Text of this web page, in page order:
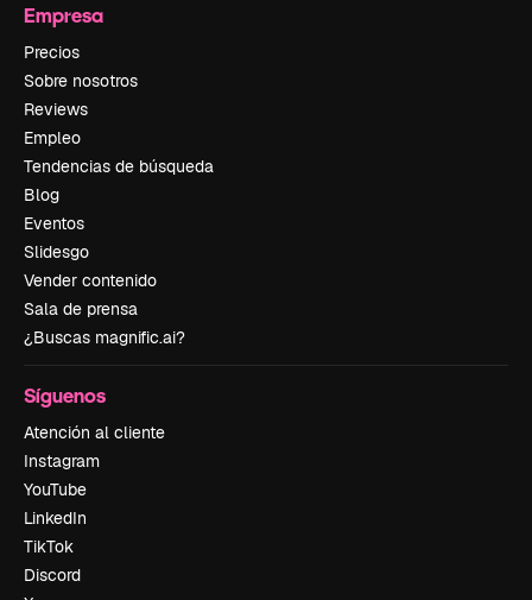
Empresa
Precios
Sobre nosotros
Reviews
Empleo
Tendencias de búsqueda
Blog
Eventos
Slidesgo
Vender contenido
Sala de prensa
¿Buscas magnific.ai?
Síguenos
Atención al cliente
Instagram
YouTube
LinkedIn
TikTok
Discord